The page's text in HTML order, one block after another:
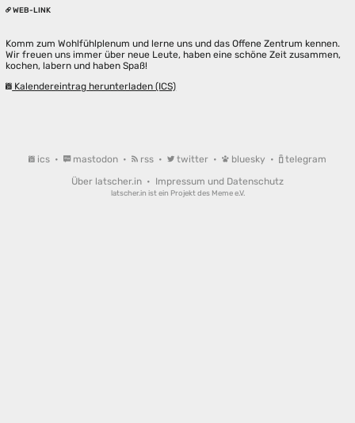
WEB-LINK
Komm zum Wohlfühlplenum und lerne uns und das Offene Zentrum kennen.
Wir freuen uns immer über neue Leute, haben eine schöne Zeit zusammen,
kochen, labern und haben Spaß!
Kalendereintrag herunterladen (ICS)
ics • mastodon • rss • twitter • bluesky •
telegram
Über latscher.in • Impressum und Datenschutz
latscher.in ist ein Projekt des Meme e.V.